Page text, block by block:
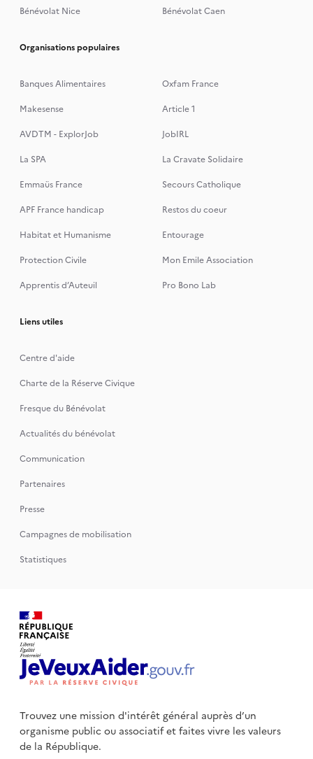
Bénévolat Nice
Bénévolat Caen
Organisations populaires
Banques Alimentaires
Oxfam France
Makesense
Article 1
AVDTM - ExplorJob
JobIRL
La SPA
La Cravate Solidaire
Emmaüs France
Secours Catholique
APF France handicap
Restos du coeur
Habitat et Humanisme
Entourage
Protection Civile
Mon Emile Association
Apprentis d’Auteuil
Pro Bono Lab
Liens utiles
Centre d'aide
Charte de la Réserve Civique
Fresque du Bénévolat
Actualités du bénévolat
Communication
Partenaires
Presse
Campagnes de mobilisation
Statistiques
Trouvez une mission d'intérêt général auprès d’un
organisme publicou associatif et faites vivre les valeurs
de la République.